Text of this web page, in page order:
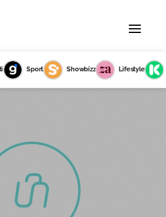
Sport Showbizz Lifestyle